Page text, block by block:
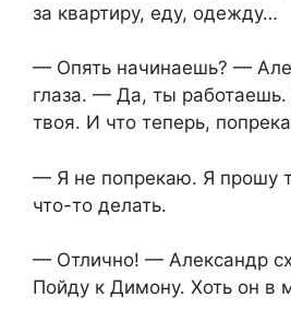
за квартиру, еду, одежду…
— Опять начинаешь? —
глаза. — Да, ты работаешь.
твоя. И что теперь,
— Я не попрекаю. Я прошу
что-то делать.
— Отлично! — Александр
Пойду к Димону. Хоть он в